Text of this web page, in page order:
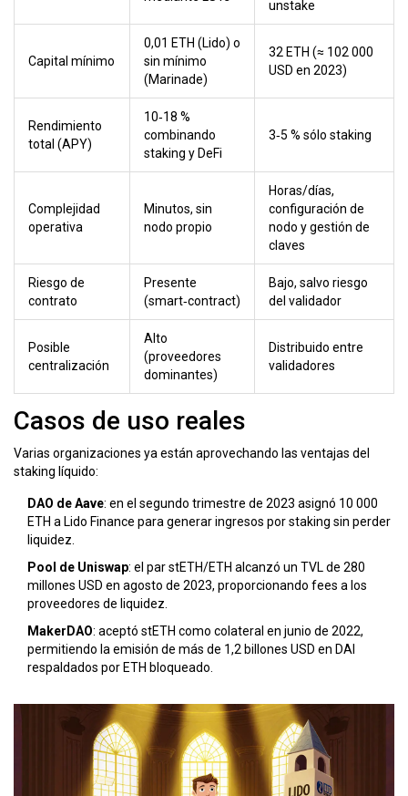
unstake
Capital mínimo
0,01 ETH (Lido) o
sin mínimo
(Marinade)
32 ETH (≈ 102 000
USD en 2023)
Rendimiento
total (APY)
10‑18 %
combinando
staking y DeFi
3‑5 % sólo staking
Complejidad
operativa
Minutos, sin
nodo propio
Horas/días,
configuración de
nodo y gestión de
claves
Riesgo de
contrato
Presente
(smart‑contract)
Bajo, salvo riesgo
del validador
Posible
centralización
Alto
(proveedores
dominantes)
Distribuido entre
validadores
Casos de uso reales
Varias organizaciones ya están aprovechando las ventajas del
staking líquido:
DAO de Aave: en el segundo trimestre de 2023 asignó 10 000
ETH a Lido Finance para generar ingresos por staking sin perder
liquidez.
Pool de Uniswap: el par stETH/ETH alcanzó un TVL de 280
millones USD en agosto de 2023, proporcionando fees a los
proveedores de liquidez.
MakerDAO: aceptó stETH como colateral en junio de 2022,
permitiendo la emisión de más de 1,2 billones USD en DAI
respaldados por ETH bloqueado.